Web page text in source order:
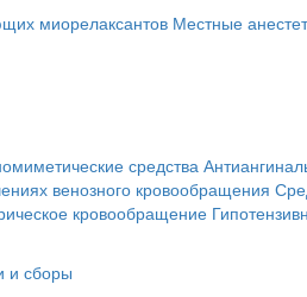
миорелаксантов Местные
средства
венозного кровообращения
кровообращение
и сборы